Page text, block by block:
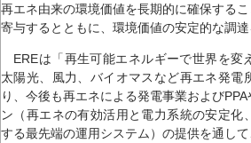
再エネ由来の環境価値を長期的に確保する
寄与するとともに、環境価値の安定的な調達
EREは「再生可能エネルギーで世界を変
太陽光、風力、バイオマスなど再エネ発電
り、今後も再エネによる発電事業および
ン（再エネの有効活用と電力系統の安定化
する最先端の運用システム）の提供を通し